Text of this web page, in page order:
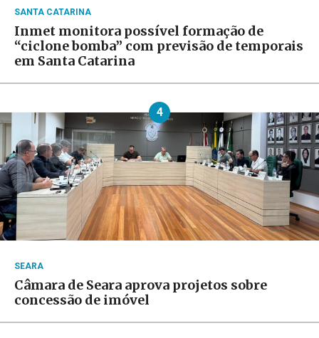
SANTA CATARINA
Inmet monitora possível formação de
“ciclone bomba” com previsão de temporais
em Santa Catarina
4
SEARA
Câmara de Seara aprova projetos sobre
concessão de imóvel